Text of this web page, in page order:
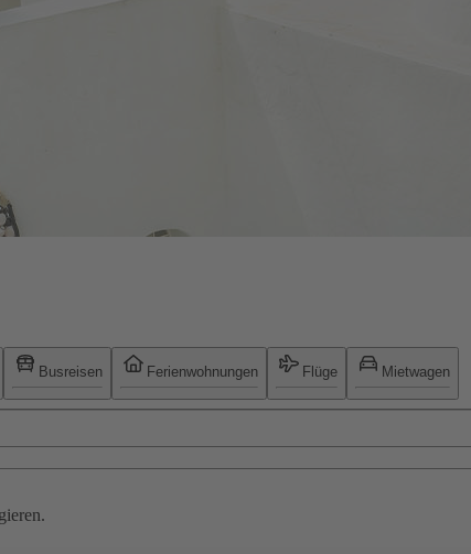
Busreisen Ferienwohnungen Flüge Mietwagen